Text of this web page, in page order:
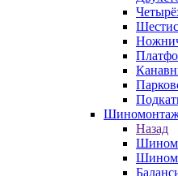
Назад